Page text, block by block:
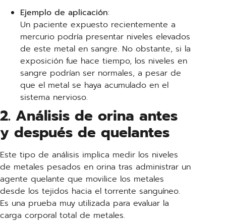
Ejemplo de aplicación:
Un paciente expuesto recientemente a
mercurio podría presentar niveles elevados
de este metal en sangre. No obstante, si la
exposición fue hace tiempo, los niveles en
sangre podrían ser normales, a pesar de
que el metal se haya acumulado en el
sistema nervioso.
2. Análisis de orina antes
y después de quelantes
Este tipo de análisis implica medir los niveles
de metales pesados en orina tras administrar un
agente quelante que movilice los metales
desde los tejidos hacia el torrente sanguíneo.
Es una prueba muy utilizada para evaluar la
carga corporal total de metales.